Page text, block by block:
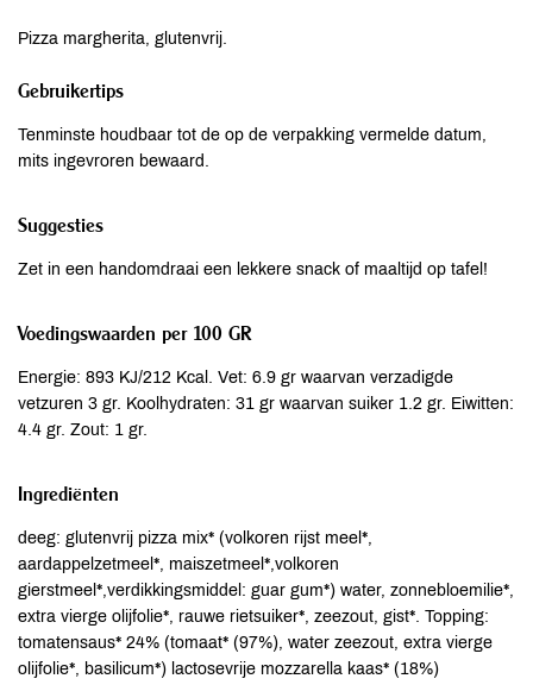
Pizza margherita, glutenvrij.
Gebruikertips
Tenminste houdbaar tot de op de verpakking vermelde datum,
mits ingevroren bewaard.
Suggesties
Zet in een handomdraai een lekkere snack of maaltijd op tafel!
Voedingswaarden per 100 GR
Energie: 893 KJ/212 Kcal. Vet: 6.9 gr waarvan verzadigde
vetzuren 3 gr. Koolhydraten: 31 gr waarvan suiker 1.2 gr. Eiwitten:
4.4 gr. Zout: 1 gr.
Ingrediënten
deeg: glutenvrij pizza mix* (volkoren rijst meel*,
aardappelzetmeel*, maiszetmeel*,volkoren
gierstmeel*,verdikkingsmiddel: guar gum*) water, zonnebloemilie*,
extra vierge olijfolie*, rauwe rietsuiker*, zeezout, gist*. Topping:
tomatensaus* 24% (tomaat* (97%), water zeezout, extra vierge
olijfolie*, basilicum*) lactosevrije mozzarella kaas* (18%)